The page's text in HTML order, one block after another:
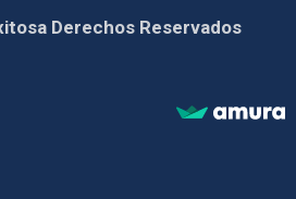
Derechos Reservados